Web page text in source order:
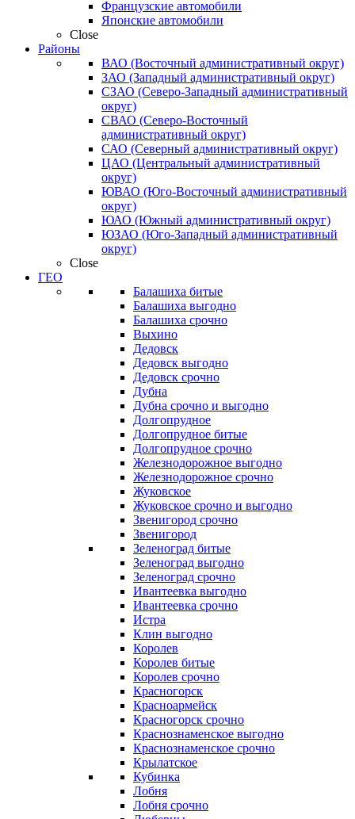
Французские автомобили
Японские автомобили
Close
Районы
ВАО (Восточный административный округ)
ЗАО (Западный административный округ)
СЗАО (Северо-Западный административный
округ)
СВАО (Северо-Восточный
административный округ)
САО (Северный административный округ)
ЦАО (Центральный административный
округ)
ЮВАО (Юго-Восточный административный
округ)
ЮАО (Южный административный округ)
ЮЗАО (Юго-Западный административный
округ)
Close
ГЕО
Балашиха битые
Балашиха выгодно
Балашиха срочно
Выхино
Дедовск
Дедовск выгодно
Дедовск срочно
Дубна
Дубна срочно и выгодно
Долгопрудное
Долгопрудное битые
Долгопрудное срочно
Железнодорожное выгодно
Железнодорожное срочно
Жуковское
Жуковское срочно и выгодно
Звенигород срочно
Звенигород
Зеленоград битые
Зеленоград выгодно
Зеленоград срочно
Ивантеевка выгодно
Ивантеевка срочно
Истра
Клин выгодно
Королев
Королев битые
Королев срочно
Красногорск
Красноармейск
Красногорск срочно
Краснознаменское выгодно
Краснознаменское срочно
Крылатское
Кубинка
Лобня
Лобня срочно